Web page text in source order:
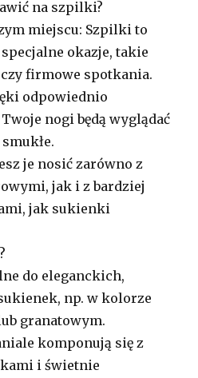
na szpilki?
miejscu: Szpilki to
okazje, takie
firmowe spotkania.
odpowiednio
nogi będą wyglądać
je nosić zarówno z
jak i z bardziej
jak sukienki
do eleganckich,
np. w kolorze
granatowym.
komponują się z
i świetnie